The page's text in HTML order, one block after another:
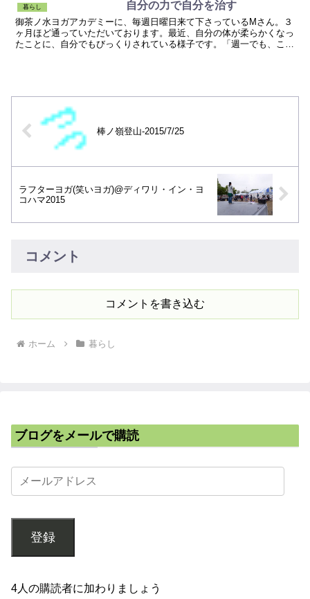
暮らし 自分の力で自分を治す
御茶ノ水ヨガアカデミーに、毎週日曜日来て下さっているMさん。３
ヶ月ほど通っていただいております。最近、自分の体が柔らかくなっ
たことに、自分でもびっくりされている様子です。「週一でも、こん
棒ノ嶺登山-2015/7/25
ラフターヨガ(笑いヨガ)@ディワリ・イン・ヨ
コハマ2015
コメント
コメントを書き込む
ホーム 暮らし
ブログをメールで購読
登録
4人の購読者に加わりましょう